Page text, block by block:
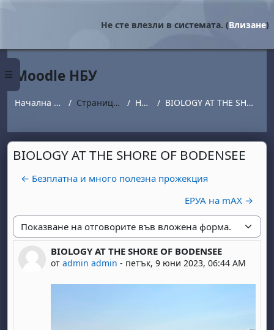
Страничен панел
Не сте влезли в системата. (Влизане)
Moodle НБУ
Начална страница Страници от сайта Новини BIOLOGY AT THE SHORE OF BODENSEE
BIOLOGY AT THE SHORE OF BODENSEE
← Безплатна и много полезна прожекция
ЕРУА на mAX →
Начин на показване
BIOLOGY AT THE SHORE OF BODENSEE
от admin admin - петък, 9 юни 2023, 06:44 AM
Number of replies: 0